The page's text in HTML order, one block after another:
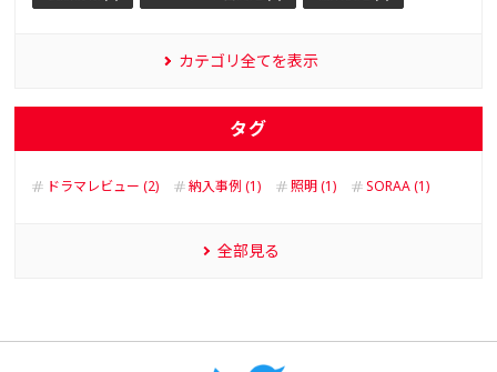
カテゴリ全てを表示
タグ
ドラマレビュー (2) 納入事例 (1) 照明 (1) SORAA (1)
全部見る